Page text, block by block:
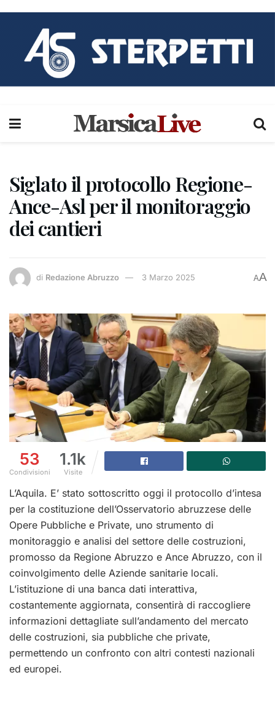
Siglato il protocollo Regione-
Ance-Asl per il monitoraggio
dei cantieri
di Redazione Abruzzo 3 Marzo 2025 AA
53
Condivisioni
1.1k
Visite
L’Aquila. E’ stato sottoscritto oggi il protocollo d’intesa
per la costituzione dell’Osservatorio abruzzese delle
Opere Pubbliche e Private, uno strumento di
monitoraggio e analisi del settore delle costruzioni,
promosso da Regione Abruzzo e Ance Abruzzo, con il
coinvolgimento delle Aziende sanitarie locali.
L’istituzione di una banca dati interattiva,
costantemente aggiornata, consentirà di raccogliere
informazioni dettagliate sull’andamento del mercato
delle costruzioni, sia pubbliche che private,
permettendo un confronto con altri contesti nazionali
ed europei.